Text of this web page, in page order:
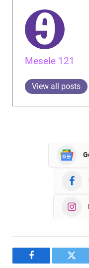
Mesele 121
View all posts
Facebook